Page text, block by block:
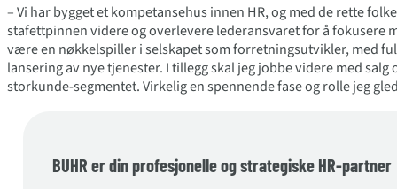
– Vi har bygget et kompetansehus innen HR, og med de rette
stafettpinnen videre og overlevere lederansvaret for å fokusere
være en nøkkelspiller i selskapet som forretningsutvikler, med
lansering av nye tjenester. I tillegg skal jeg jobbe videre med
storkunde-segmentet. Virkelig en spennende fase og rolle jeg
BUHR er din profesjonelle og strategiske HR-partner